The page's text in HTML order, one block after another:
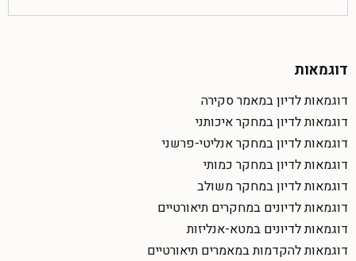
דוגמאות
דוגמאות לדיון במאמר סקירה
דוגמאות לדיון במחקר איכותני
דוגמאות לדיון במחקר אנליטי-פרשני
דוגמאות לדיון במחקר כמותי
דוגמאות לדיון במחקר משולב
דוגמאות לדיונים במחקרים תיאורטיים
דוגמאות לדיונים במטא-אנליזות
דוגמאות להקדמות במאמרים תיאורטיים